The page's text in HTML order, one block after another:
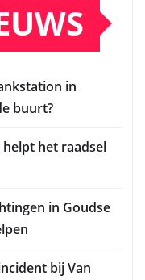
in
buurt?
het raadsel
in Goudse
bij Van